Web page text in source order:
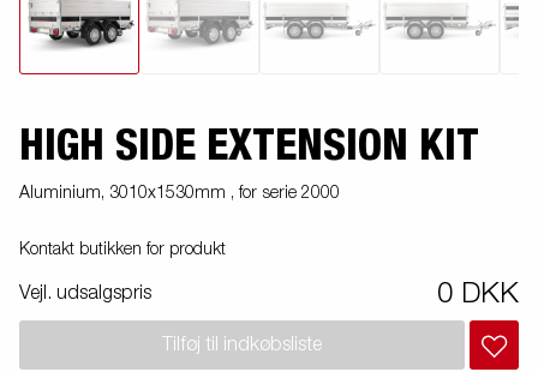
HIGH SIDE EXTENSION KIT
Aluminium, 3010x1530mm , for serie 2000
Kontakt butikken for produkt
Vejl. udsalgspris 0 DKK
Tilføj til indkøbsliste